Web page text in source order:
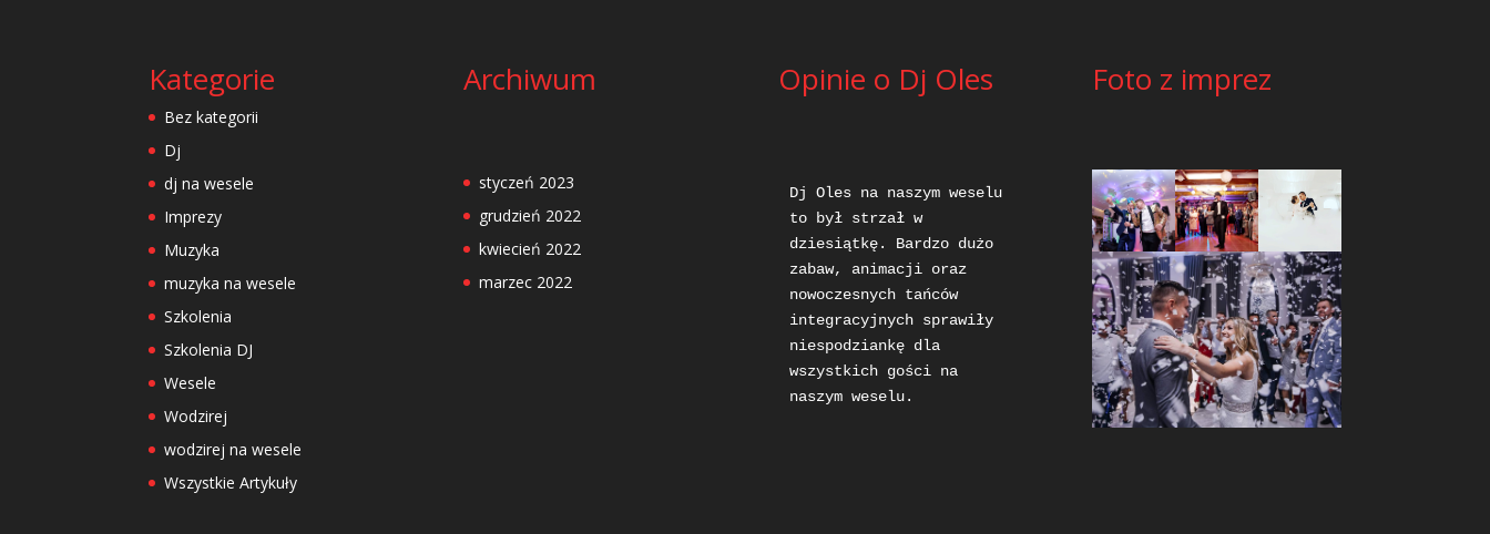
Kategorie
Bez kategorii
Dj
dj na wesele
Imprezy
Muzyka
muzyka na wesele
Szkolenia
Szkolenia DJ
Wesele
Wodzirej
wodzirej na wesele
Wszystkie Artykuły
Archiwum
styczeń 2023
grudzień 2022
kwiecień 2022
marzec 2022
Opinie o Dj Oles
Dj Oles na naszym weselu
to był strzał w
dziesiątkę. Bardzo dużo
zabaw, animacji oraz
nowoczesnych tańców
integracyjnych sprawiły
niespodziankę dla
wszystkich gości na
naszym weselu.
Foto z imprez